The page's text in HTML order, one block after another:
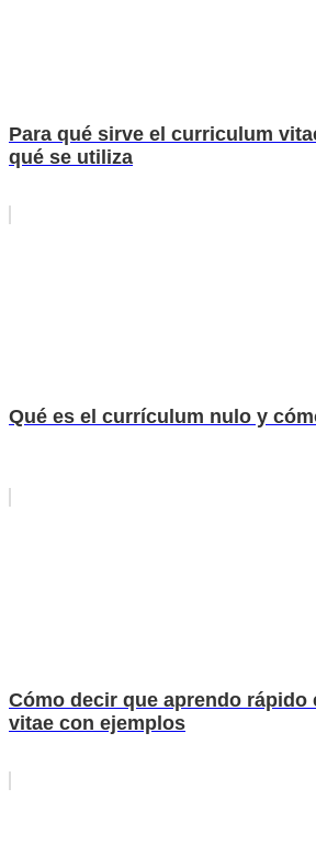
Para qué sirve el curriculum
qué se utiliza
Qué es el currículum nulo y
Cómo decir que aprendo rápido
vitae con ejemplos